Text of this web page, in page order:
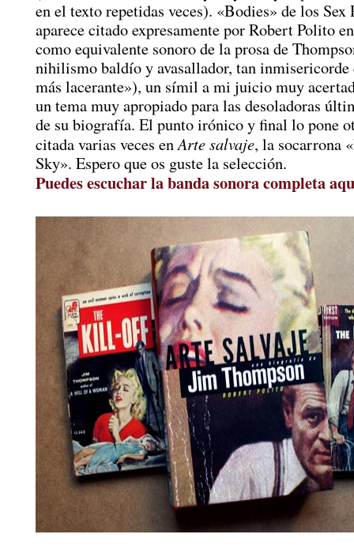
en el texto repetidas veces). «Bodies» de los Sex
aparece citado expresamente por Robert Polito
como equivalente sonoro de la prosa de
nihilismo baldío y avasallador, tan
más lacerante»), un símil a mi juicio muy
un tema muy apropiado para las desoladoras
de su biografía. El punto irónico y final lo pone
citada varias veces enArte salvaje, la socarrona
Sky». Espero que os guste la selección.
Puedes escuchar la banda sonora completa